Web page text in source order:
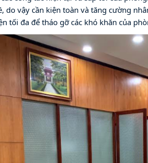
do vậy cần kiện toàn và tăng cường
tối đa để tháo gỡ các khó khăn của